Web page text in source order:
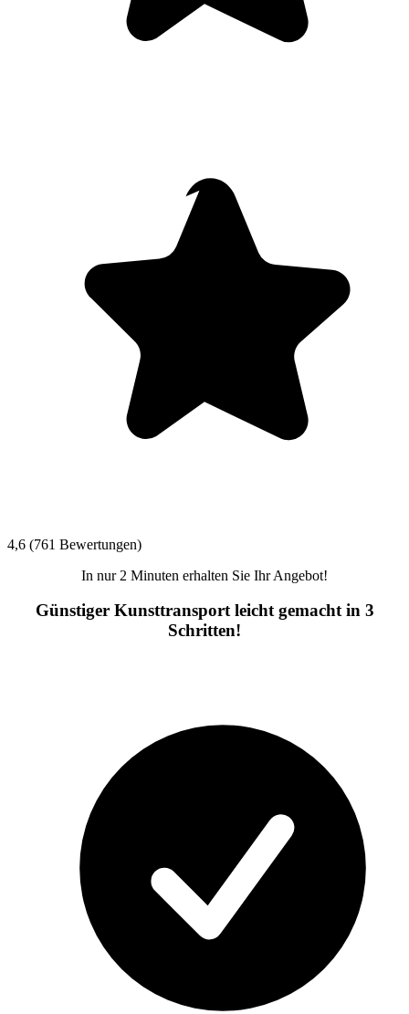
4,6 (761 Bewertungen)
In nur 2 Minuten erhalten Sie Ihr Angebot!
Günstiger Kunsttransport leicht gemacht in 3
Schritten!